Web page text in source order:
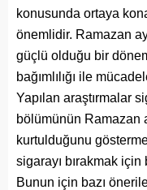
konusunda ortaya
önemlidir. Ramazan
güçlü olduğu bir
bağımlılığı ile
Yapılan araştırmalar
bölümünün Ramazan
kurtulduğunu
sigarayı bırakmak
Bunun için bazı